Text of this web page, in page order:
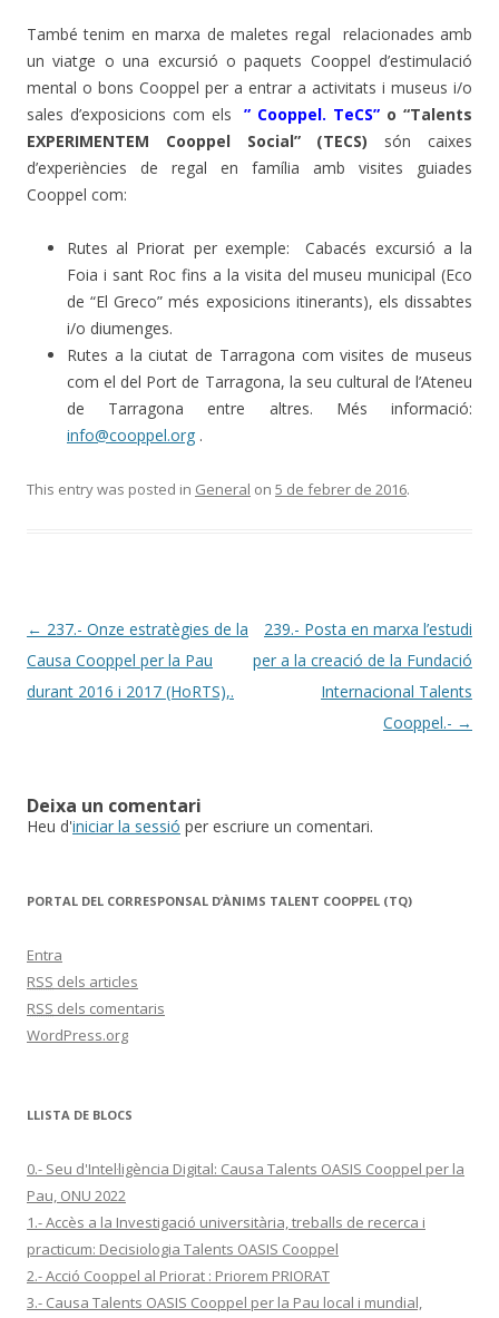
També tenim en marxa de maletes regal relacionades amb
un viatge o una excursió o paquets Cooppel d’estimulació
mental o bons Cooppel per a entrar a activitats i museus i/o
sales d’exposicions com els” Cooppel. TeCS” o “Talents
EXPERIMENTEM Cooppel Social” (TECS) són caixes
d’experiències de regal en família amb visites guiades
Cooppel com:
Rutes al Priorat per exemple: Cabacés excursió a la
Foia i sant Roc fins a la visita del museu municipal (Eco
de “El Greco” més exposicions itinerants), els dissabtes
i/o diumenges.
Rutes a la ciutat de Tarragona com visites de museus
com el del Port de Tarragona, la seu cultural de l’Ateneu
de Tarragona entre altres. Més informació:
info@cooppel.org .
This entry was posted in General on 5 de febrer de 2016.
Post
navigation
← 237.- Onze estratègies de la
Causa Cooppel per la Pau
durant 2016 i 2017 (HoRTS),.
239.- Posta en marxa l’estudi
per a la creació de la Fundació
Internacional Talents
Cooppel.- →
Deixa un comentari
Heu d'iniciar la sessió per escriure un comentari.
PORTAL DEL CORRESPONSAL D’ÀNIMS TALENT COOPPEL (TQ)
Entra
RSS dels articles
RSS dels comentaris
WordPress.org
LLISTA DE BLOCS
0.- Seu d'Intel·ligència Digital: Causa Talents OASIS Cooppel per la
Pau, ONU 2022
1.- Accès a la Investigació universitària, treballs de recerca i
practicum: Decisiologia Talents OASIS Cooppel
2.- Acció Cooppel al Priorat : Priorem PRIORAT
3.- Causa Talents OASIS Cooppel per la Pau local i mundial,